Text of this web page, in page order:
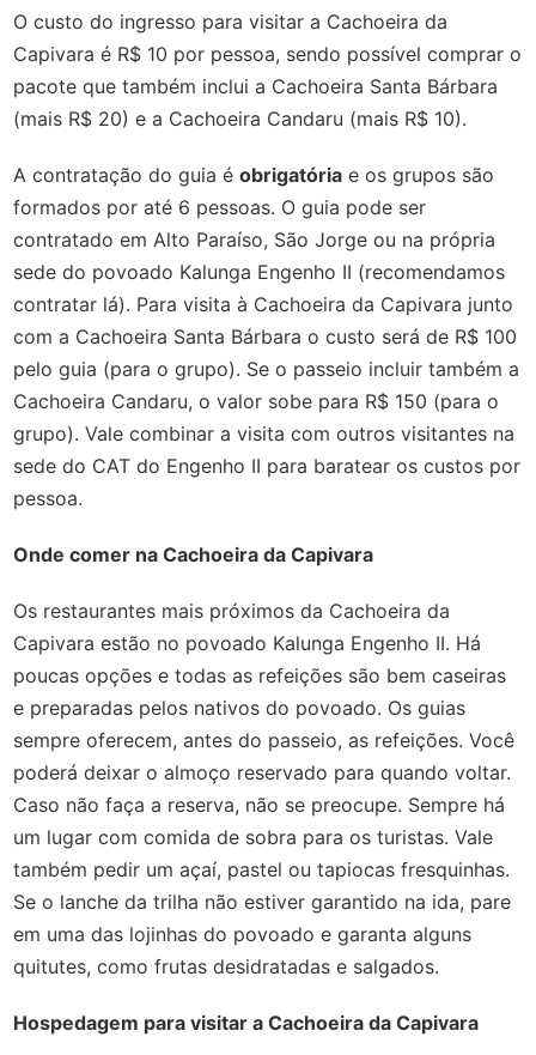
O custo do ingresso para visitar a Cachoeira da
Capivara é R$ 10 por pessoa, sendo possível comprar o
pacote que também inclui a Cachoeira Santa Bárbara
(mais R$ 20) e a Cachoeira Candaru (mais R$ 10).
A contratação do guia éobrigatória e os grupos são
formados por até 6 pessoas. O guia pode ser
contratado em Alto Paraíso, São Jorge ou na própria
sede do povoado Kalunga Engenho II (recomendamos
contratar lá). Para visita à Cachoeira da Capivara junto
com a Cachoeira Santa Bárbara o custo será de R$ 100
pelo guia (para o grupo). Se o passeio incluir também a
Cachoeira Candaru, o valor sobe para R$ 150 (para o
grupo). Vale combinar a visita com outros visitantes na
sede do CAT do Engenho II para baratear os custos por
pessoa.
Onde comer na Cachoeira da Capivara
Os restaurantes mais próximos da Cachoeira da
Capivara estão no povoado Kalunga Engenho II. Há
poucas opções e todas as refeições são bem caseiras
e preparadas pelos nativos do povoado. Os guias
sempre oferecem, antes do passeio, as refeições. Você
poderá deixar o almoço reservado para quando voltar.
Caso não faça a reserva, não se preocupe. Sempre há
um lugar com comida de sobra para os turistas. Vale
também pedir um açaí, pastel ou tapiocas fresquinhas.
Se o lanche da trilha não estiver garantido na ida, pare
em uma das lojinhas do povoado e garanta alguns
quitutes, como frutas desidratadas e salgados.
Hospedagem para visitar a Cachoeira da Capivara